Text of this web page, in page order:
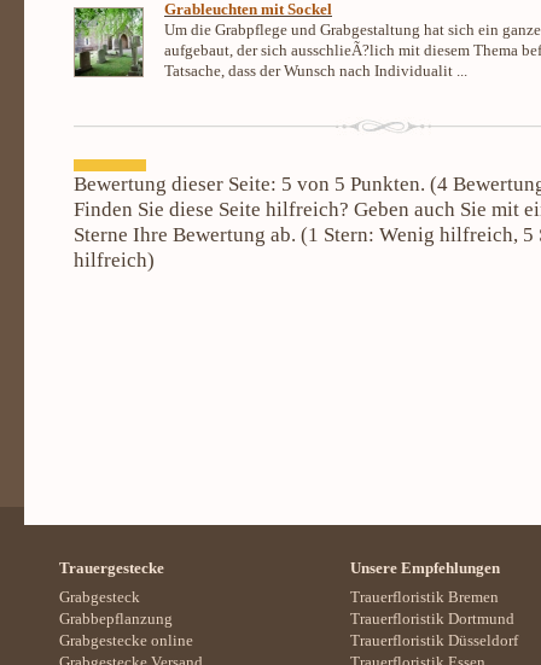
Grableuchten mit Sockel
Um die Grabpflege und Grabgestaltung hat sich ein
aufgebaut, der sich ausschlieÃ?lich mit diesem Thema
Tatsache, dass der Wunsch nach Individualit ...
Bewertung dieser Seite: 5 von 5 Punkten. (4
Finden Sie diese Seite hilfreich? Geben auch Sie mit
Sterne Ihre Bewertung ab. (1 Stern: Wenig hilfreich, 5
hilfreich)
Trauergestecke
Grabgesteck
Grabbepflanzung
Grabgestecke online
Unsere Empfehlungen
Trauerfloristik Bremen
Trauerfloristik Dortmund
Trauerfloristik Düsseldorf